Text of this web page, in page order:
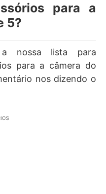
para a
5?
nossa lista para
para a câmera do
nos dizendo o